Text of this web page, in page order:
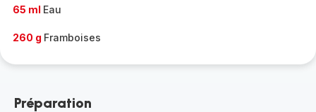
65 ml Eau
260 g Framboises
Préparation